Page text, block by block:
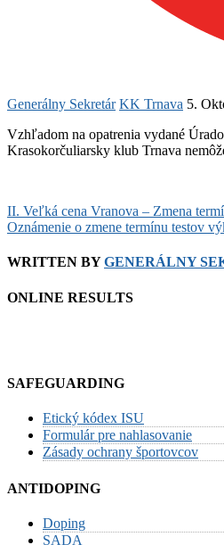
Generálny Sekretár KK Trnava 5.
Vzhľadom na opatrenia vydané
Krasokorčuliarsky klub Trnava
Post
navigation
II. Veľká cena Vranova – Zmena
Oznámenie o zmene termínu testov
WRITTEN BYGENERÁLNY
ONLINE RESULTS
SAFEGUARDING
Etický kódex ISU
Formulár pre nahlasovanie
Zásady ochrany športovcov
ANTIDOPING
Doping
SADA